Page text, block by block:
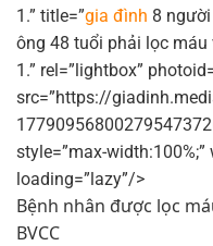
1.” title=”gia đình 8
ông 48 tuổi phải lọc
1.” rel=”lightbox”
src=”https://
style=”max-width:100%;”
loading=”lazy”/>
Bệnh nhân được lọc
BVCC